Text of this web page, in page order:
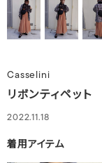
Casselini
リボンティペット
2022.11.18
着用アイテム